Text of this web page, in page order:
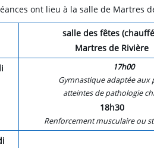
ont lieu à la salle de Martres
salle des fêtes
Martres de Rivière
17h00
Gymnastique adaptée aux
atteintes de pathologie
18h30
Renforcement musculaire ou